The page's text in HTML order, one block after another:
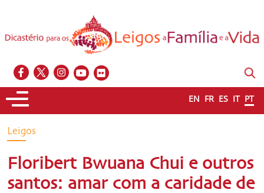
EN FR ES IT PT
Leigos
Floribert Bwuana Chui e outros
santos: amar com a caridade de